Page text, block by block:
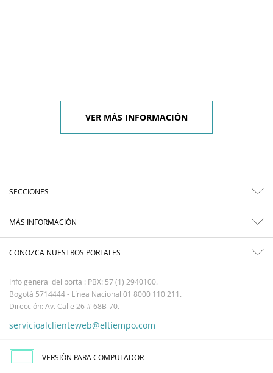
VER MÁS INFORMACIÓN
SECCIONES
MÁS INFORMACIÓN
CONOZCA NUESTROS PORTALES
Info general del portal: PBX: 57 (1) 2940100.
Bogotá 5714444 - Línea Nacional 01 8000 110 211.
Dirección: Av. Calle 26 # 68B-70.
servicioalclienteweb@eltiempo.com
VERSIÓN PARA COMPUTADOR